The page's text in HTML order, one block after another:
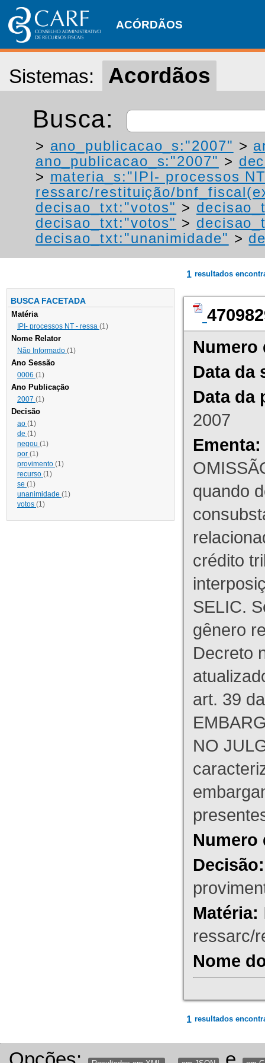
ACÓRDÃOS
Sistemas: Acordãos
Busca:
> ano_publicacao_s:"2007" >
ano_publicacao_s:"2007" >
> materia_s:"IPI- processos
ressarc/restituição/
decisao_txt:"votos" >
decisao_txt:"votos" >
decisao_txt:"unanimidade" >
BUSCA FACETADA
Matéria
IPI- processos NT - ressa (1)
Nome Relator
Não Informado (1)
Ano Sessão
0006 (1)
Ano Publicação
2007 (1)
Decisão
ao (1)
de (1)
negou (1)
por (1)
provimento (1)
recurso (1)
se (1)
unanimidade (1)
votos (1)
1 resultados
Numero
Data da
Data da
2007
Ementa:
quando
crédito
SELIC.
gênero
Decreto
art. 39
NO
Numero
Decisão:
Matéria:
ressarc/
Nome
1 resultados